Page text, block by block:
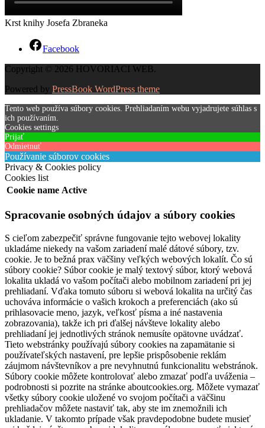
Krst knihy Josefa Zbraneka
Facebook
Copyright © 2026 HOVORIACI WEB.
Powered by PressBook WordPress theme
Tento web používa súbory cookies. Prehliadaním webu vyjadrujete súhlas s
ich používaním.
Cookies settings
Prijať
Odmietnuť
Používanie súborov cookies
Privacy & Cookies policy
Cookies list
Cookie name Active
Spracovanie osobných údajov a súbory cookies
S cieľom zabezpečiť správne fungovanie tejto webovej lokality
ukladáme niekedy na vašom zariadení malé dátové súbory, tzv.
cookie. Je to bežná prax väčšiny veľkých webových lokalít. Čo sú
súbory cookie? Súbor cookie je malý textový súbor, ktorý webová
lokalita ukladá vo vašom počítači alebo mobilnom zariadení pri jej
prehliadaní. Vďaka tomuto súboru si webová lokalita na určitý čas
uchováva informácie o vašich krokoch a preferenciách (ako sú
prihlasovacie meno, jazyk, veľkosť písma a iné nastavenia
zobrazovania), takže ich pri ďalšej návšteve lokality alebo
prehliadaní jej jednotlivých stránok nemusíte opätovne uvádzať.
Tieto webstránky používajú súbory cookies na zapamätanie si
používateľských nastavení, pre lepšie prispôsobenie reklám
záujmom návštevníkov a pre nevyhnutnú funkcionalitu webstránok.
Súbory cookie môžete kontrolovať alebo zmazať podľa uváženia –
podrobnosti si pozrite na stránke aboutcookies.org. Môžete vymazať
všetky súbory cookie uložené vo svojom počítači a väčšinu
prehliadačov môžete nastaviť tak, aby ste im znemožnili ich
ukladanie. V takomto prípade však pravdepodobne budete musieť